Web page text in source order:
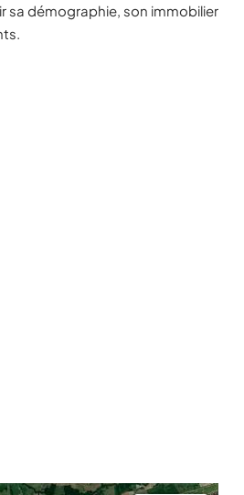
sa démographie, son immobilier